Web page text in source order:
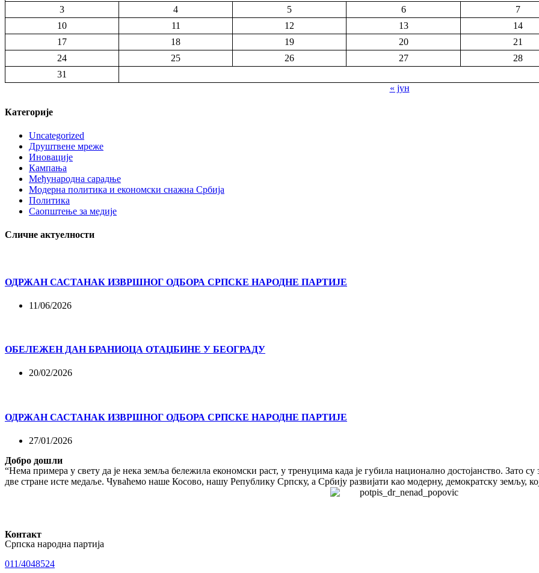
3
4 5 6 7
10
11 12 13 14
17
18 19 20 21
24
25 26 27 28
31
« јун
Категорије
Uncategorized
Друштвене мреже
Иновације
Кампања
Међународна сарадње
Модерна политика и економски снажна Србија
Политика
Саопштење за медије
Сличне актуелности
ОДРЖАН САСТАНАК ИЗВРШНОГ ОДБОРА СРПСКЕ НАРОДНЕ ПАРТИЈЕ
11/06/2026
ОБЕЛЕЖЕН ДАН БРАНИОЦА ОТАЏБИНЕ У БЕОГРАДУ
20/02/2026
ОДРЖАН САСТАНАК ИЗВРШНОГ ОДБОРА СРПСКЕ НАРОДНЕ ПАРТИЈЕ
27/01/2026
Добро дошли
“Нема примера у свету да је нека земља бележила економски раст, у тренуцима када је губила национално достојанство. Зато
две стране исте медаље. Чуваћемо наше Косово, нашу Републику Српску, а Србију развијати као модерну, демократску земљу,
Контакт
Српска народна партија
011/4048524